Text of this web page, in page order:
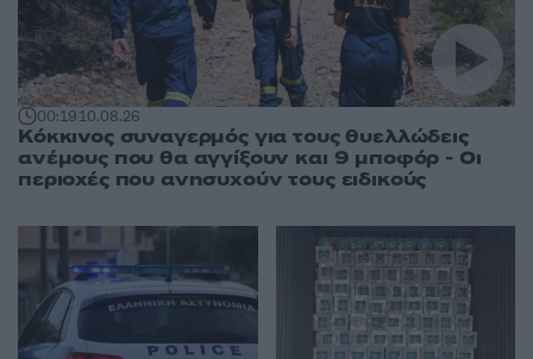
00:1910.08.26
Κόκκινος συναγερμός για τους θυελλώδεις
ανέμους που θα αγγίξουν και 9 μποφόρ - Οι
περιοχές που ανησυχούν τους ειδικούς